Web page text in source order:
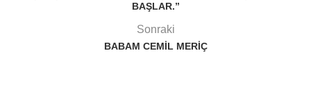
BAŞLAR.”
Sonraki
BABAM CEMIL MERIÇ